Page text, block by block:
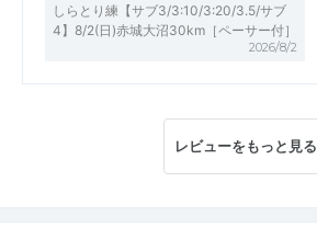
しらとり練【サブ3/3:10/3:20/3.5/サブ
4】8/2(日)赤城大沼30km［ペーサー付］
2026/8/2
レビューをもっと見る